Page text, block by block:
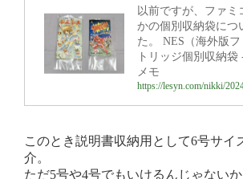
以前ですが、ファミ
かの個別収納袋につ
た。 NES（海外版
トリッジ個別収納袋
メモ
https://lesyn.com/nikki/
このとき説明書収納用として6号サイ
介。
ただ5号や4号でもいけるんじゃない